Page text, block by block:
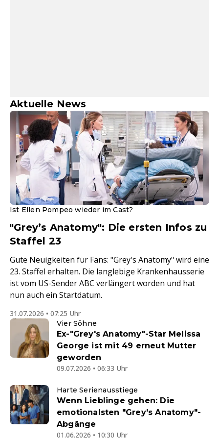
Aktuelle News
Ist Ellen Pompeo wieder im Cast?
"Grey’s Anatomy": Die ersten Infos zu
Staffel 23
Gute Neuigkeiten für Fans: "Grey's Anatomy" wird eine
23. Staffel erhalten. Die langlebige Krankenhausserie
ist vom US-Sender ABC verlängert worden und hat
nun auch ein Startdatum.
31.07.2026 • 07:25 Uhr
Vier Söhne
Ex-"Grey's Anatomy"-Star Melissa
George ist mit 49 erneut Mutter
geworden
09.07.2026 • 06:33 Uhr
Harte Serienausstiege
Wenn Lieblinge gehen: Die
emotionalsten "Grey's Anatomy"-
Abgänge
01.06.2026 • 10:30 Uhr